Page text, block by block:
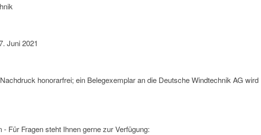
Juni 2021
honorarfrei; ein Belegexemplar an die Deutsche Windtechnik AG wird
Für Fragen steht Ihnen gerne zur Verfügung: